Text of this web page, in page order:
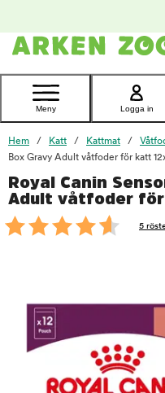
Kontakta
Meny Logga in
Hem Katt Kattmat
Box Gravy Adult våtfoder för katt
Royal Canin
Adult våtfoder för
5
foo